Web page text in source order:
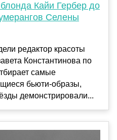
Кайи Гербер до
Селены
редактор красоты
Константинова по
самые
бьюти-образы,
демонстрировали...